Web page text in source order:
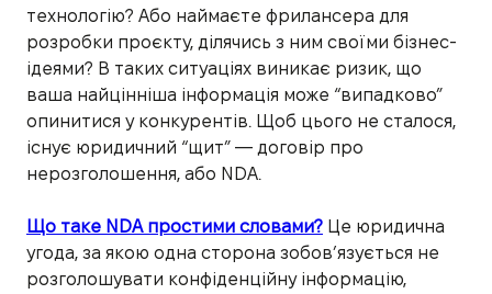
технологію? Або наймаєте фрилансера для
розробки проєкту, ділячись з ним своїми бізнес-
ідеями? В таких ситуаціях виникає ризик, що
ваша найцінніша інформація може “випадково”
опинитися у конкурентів. Щоб цього не сталося,
існує юридичний “щит” — договір про
нерозголошення, або NDA.
Що таке NDA простими словами? Це юридична
угода, за якою одна сторона зобов’язується не
розголошувати конфіденційну інформацію,